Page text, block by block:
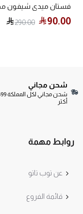
90.00
290.00
شحن مجاني
أكثر
روابط مهمة
عن توب تاتو
قائمة الفروع